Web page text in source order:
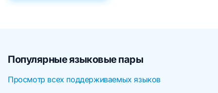
Популярные языковые пары
Просмотр всех поддерживаемых языков